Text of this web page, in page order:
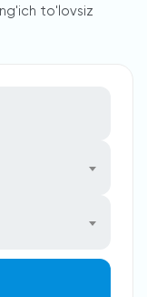
to'lovsiz